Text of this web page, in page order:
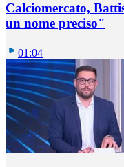
Calciomercato,
un nome preciso"
01:04